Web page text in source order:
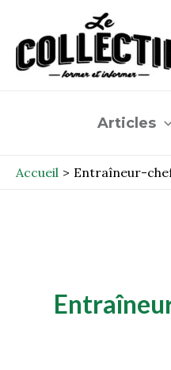
contenu
Articles
Accueil Entraîneur-